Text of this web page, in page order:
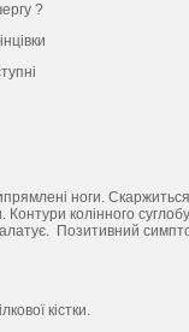
?
ноги.
Контури колінного
Позитивний
кістки.